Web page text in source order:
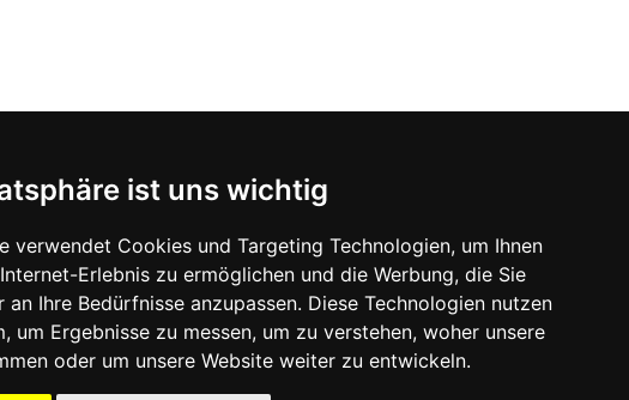
ist uns wichtig
verwendet Cookies und Targeting Technologien, um Ihnen
Erlebnis zu ermöglichen und die Werbung, die Sie
an Ihre Bedürfnisse anzupassen. Diese Technologien nutzen
um Ergebnisse zu messen, um zu verstehen, woher unsere
oder um unsere Website weiter zu entwickeln.